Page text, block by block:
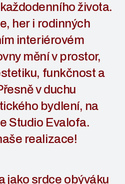
života.
her i rodinných
interiérovém
mění v prostor,
funkčnost a
v duchu
bydlení, na
Studio Evalofa.
realizace!
jako srdce obýváku